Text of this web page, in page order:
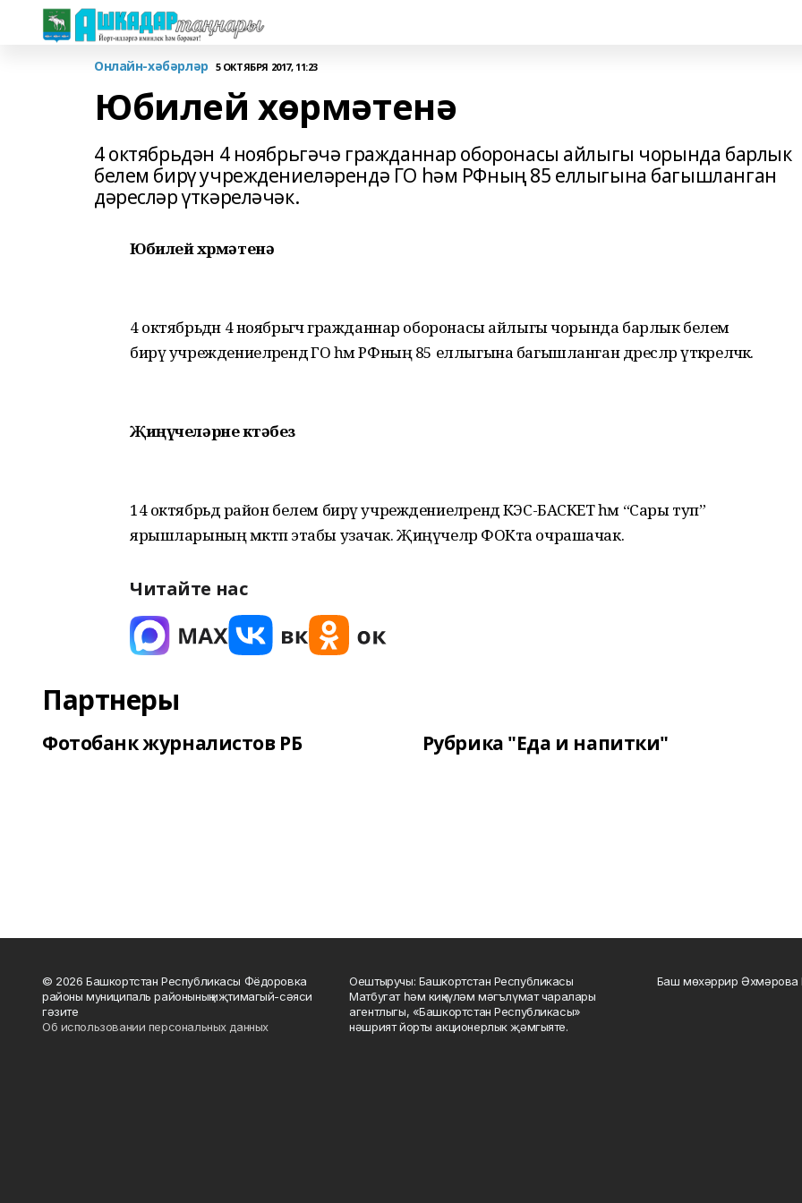
Онлайн-хәбәрләр 5 ОКТЯБРЯ 2017, 11:23
Юбилей хөрмәтенә
4 октябрьдән 4 ноябрьгәчә гражданнар оборонасы айлыгы чорында барлык
белем бирү учреждениеләрендә ГО һәм РФның 85 еллыгына багышланган
дәресләр үткәреләчәк.
Юбилей хөрмәтенә
4 октябрьдән 4 ноябрьгәчә гражданнар оборонасы айлыгы чорында барлык белем
бирү учреждениеләрендә ГО һәм РФның 85 еллыгына багышланган дәресләр үткәреләчәк.
Җиңүчеләрне көтәбез
14 октябрьдә район белем бирү учреждениеләрендә КЭС-БАСКЕТ һәм “Сары туп”
ярышларының мәктәп этабы узачак. Җиңүчеләр ФОКта очрашачак.
Читайте нас
Партнеры
Фотобанк журналистов РБ Рубрика "Еда и напитки"
© 2026 Башкортстан Республикасы Фёдоровка
районы муниципаль районының иҗтимагый-сәяси
гәзите
Об использовании персональных данных
Оештыручы: Башкортстан Республикасы
Матбугат һәм киңкүләм мәгълүмат чаралары
агентлыгы, «Башкортстан Республикасы»
нәшрият йорты акционерлык җәмгыяте.
Баш мөхәррир